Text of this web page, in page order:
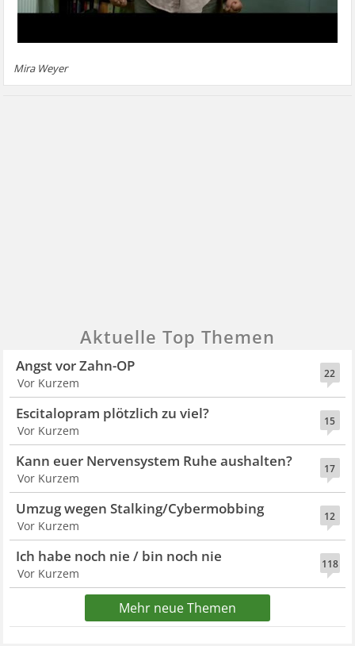
Mira Weyer
Aktuelle Top Themen
22
Angst vor Zahn-OP
Vor Kurzem
15
Escitalopram plötzlich zu viel?
Vor Kurzem
17
Kann euer Nervensystem Ruhe aushalten?
Vor Kurzem
12
Umzug wegen Stalking/Cybermobbing
Vor Kurzem
118
Ich habe noch nie / bin noch nie
Vor Kurzem
Mehr neue Themen